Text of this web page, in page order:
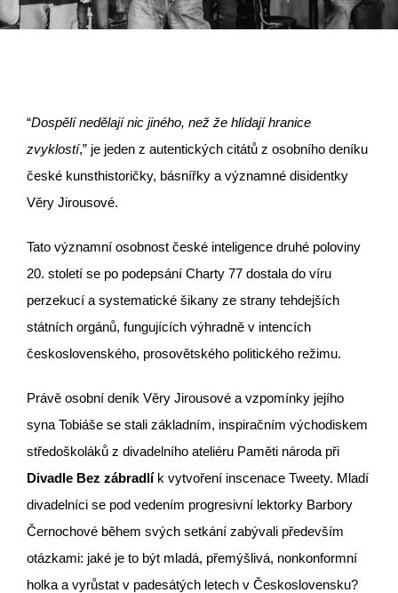
“Dospělí nedělají nic jiného, než že hlídají hranice
zvyklostí,” je jeden z autentických citátů z osobního deníku
české kunsthistoričky, básnířky a významné disidentky
Věry Jirousové.
Tato významní osobnost české inteligence druhé poloviny
20. století se po podepsání Charty 77 dostala do víru
perzekucí a systematické šikany ze strany tehdejších
státních orgánů, fungujících výhradně v intencích
československého, prosovětského politického režimu.
Právě osobní deník Věry Jirousové a vzpomínky jejího
syna Tobiáše se stali základním, inspiračním východiskem
středoškoláků z divadelního ateliéru Paměti národa při
Divadle Bez zábradlík vytvoření inscenace Tweety. Mladí
divadelníci se pod vedením progresivní lektorky Barbory
Černochové během svých setkání zabývali především
otázkami: jaké je to být mladá, přemýšlivá, nonkonformní
holka a vyrůstat v padesátých letech v Československu?